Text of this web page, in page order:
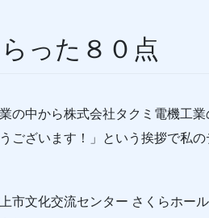
った８０点
の中から株式会社タクミ電機工業
ございます！」という挨拶で私
市文化交流センター さくらホー